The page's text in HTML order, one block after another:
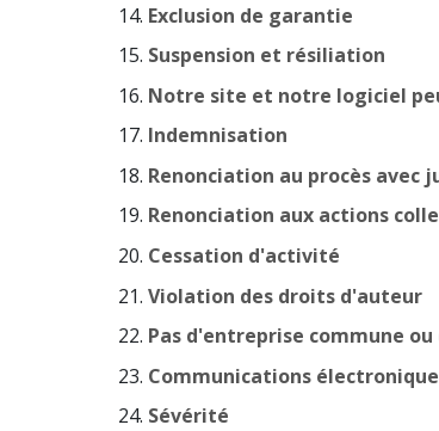
Exclusion de garantie
Suspension et résiliation
Notre site et notre logiciel
Indemnisation
Renonciation au procès avec
Renonciation aux actions
Cessation d'activité
Violation des droits d'auteur
Pas d'entreprise commune
Communications
Sévérité